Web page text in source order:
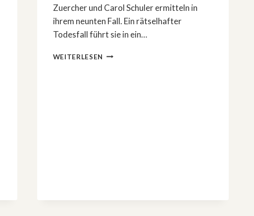
Zuercher und Carol Schuler ermitteln in
ihrem neunten Fall. Ein rätselhafter
Todesfall führt sie in ein…
WEITERLESEN ZÜRICHER